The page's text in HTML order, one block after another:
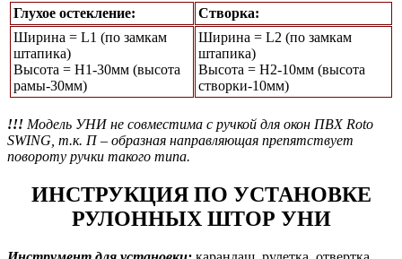
Глухое остекление:
Створка:
Ширина = L1 (по замкам
штапика)
Высота = Н1-30мм (высота
рамы-30мм)
Ширина = L2 (по замкам
штапика)
Высота = H2-10мм (высота
створки-10мм)
!!! Модель УНИ не совместима с ручкой для окон ПВХ Roto
SWING, т.к. П – образная направляющая препятствует
повороту ручки такого типа.
ИНСТРУКЦИЯ ПО УСТАНОВКЕ
РУЛОННЫХ ШТОР УНИ